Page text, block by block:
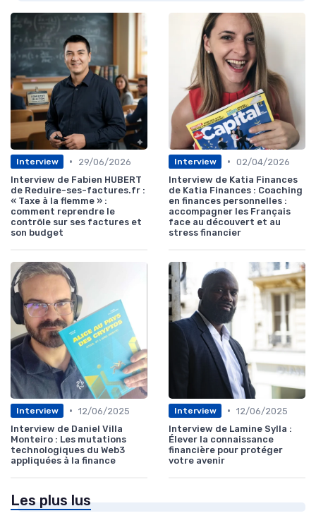
Interview •
29/06/2026
Interview de Fabien HUBERT
de Reduire-ses-factures.fr :
« Taxe à la flemme » :
comment reprendre le
contrôle sur ses factures et
son budget
Interview • 02/04/2026
Interview de Katia Finances
de Katia Finances : Coaching
en finances personnelles :
accompagner les Français
face au découvert et au
stress financier
Interview • 12/06/2025
Interview de Daniel Villa
Monteiro : Les mutations
technologiques du Web3
appliquées à la finance
Interview • 12/06/2025
Interview de Lamine Sylla :
Élever la connaissance
financière pour protéger
votre avenir
Les plus lus